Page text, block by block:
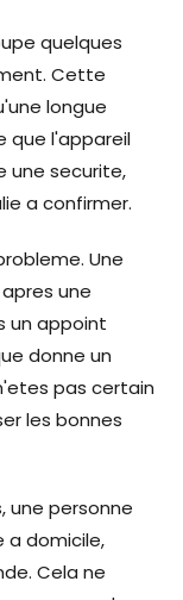
quelques
Cette
longue
que l'appareil
une securite,
a confirmer.
Une
une
un appoint
donne un
pas certain
les bonnes
une personne
a domicile,
Cela ne